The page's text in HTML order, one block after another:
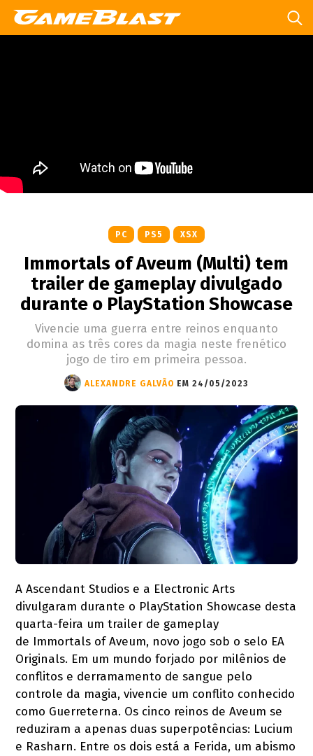
PC PS5 XSX
Immortals of Aveum (Multi) tem
trailer de gameplay divulgado
durante o PlayStation Showcase
Vivencie uma guerra entre reinos enquanto
domina as três cores da magia neste frenético
jogo de tiro em primeira pessoa.
ALEXANDRE GALVÃO EM 24/05/2023
A Ascendant Studios e a Electronic Arts
divulgaram durante o PlayStation Showcase desta
quarta-feira um trailer de gameplay
de Immortals of Aveum, novo jogo sob o selo EA
Originals. Em um mundo forjado por milênios de
conflitos e derramamento de sangue pelo
controle da magia, vivencie um conflito conhecido
como Guerreterna. Os cinco reinos de Aveum se
reduziram a apenas duas superpotências: Lucium
e Rasharn. Entre os dois está a Ferida, um abismo